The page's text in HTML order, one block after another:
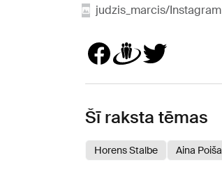
judzis_marcis/Instagram
Šī raksta tēmas
Horens Stalbe Aina Poiša